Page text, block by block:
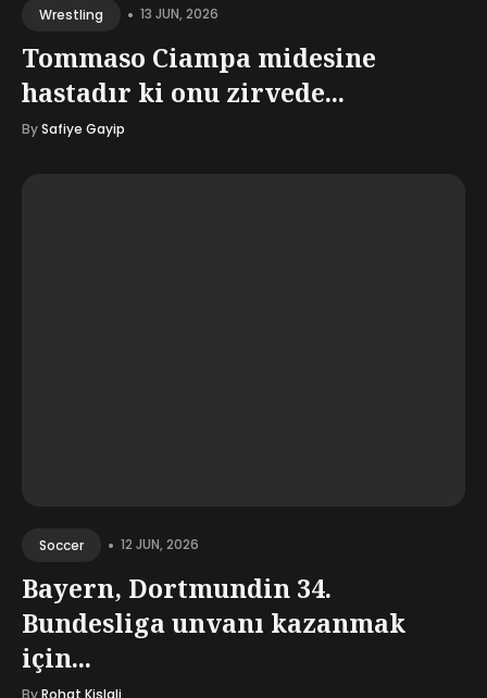
Wrestling • 13 JUN, 2026
Tommaso Ciampa midesine
hastadır ki onu zirvede...
BySafiye Gayip
Soccer • 12 JUN, 2026
Bayern, Dortmundin 34.
Bundesliga unvanı kazanmak
için...
ByRohat Kislali